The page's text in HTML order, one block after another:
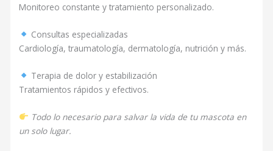
Monitoreo constante y tratamiento personalizado.
Consultas especializadas
Cardiología, traumatología, dermatología, nutrición y más.
Terapia de dolor y estabilización
Tratamientos rápidos y efectivos.
Todo lo necesario para salvar la vida de tu mascota en
un solo lugar.